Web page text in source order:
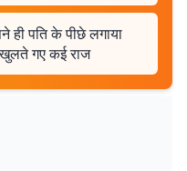
पति के पीछे लगाया
खुलते गए कई राज